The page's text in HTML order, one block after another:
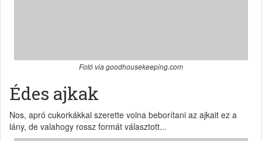
Fotó via goodhousekeeping.com
Édes ajkak
Nos, apró cukorkákkal szerette volna beborítani az ajkait ez a
lány, de valahogy rossz formát választott...